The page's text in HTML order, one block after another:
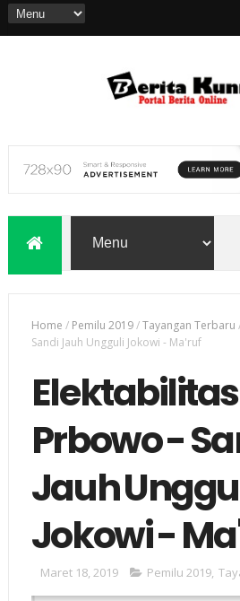
Home / Pemilu 2019/Tayangan Terbaru
Sandi Jauh Ungguli Jokowi - Ma'ruf
Elektabilitas
Prbowo -
Jauh
Jokowi -
Maret 18, 2019 Pemilu 2019,